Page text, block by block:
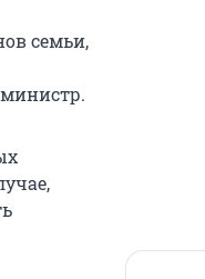
семьи,